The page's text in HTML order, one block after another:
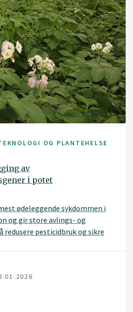
OG PLANTEHELSE
av
i potet
ødeleggende sykdommen i
og gir store avlings- og
redusere pesticidbruk og sikre